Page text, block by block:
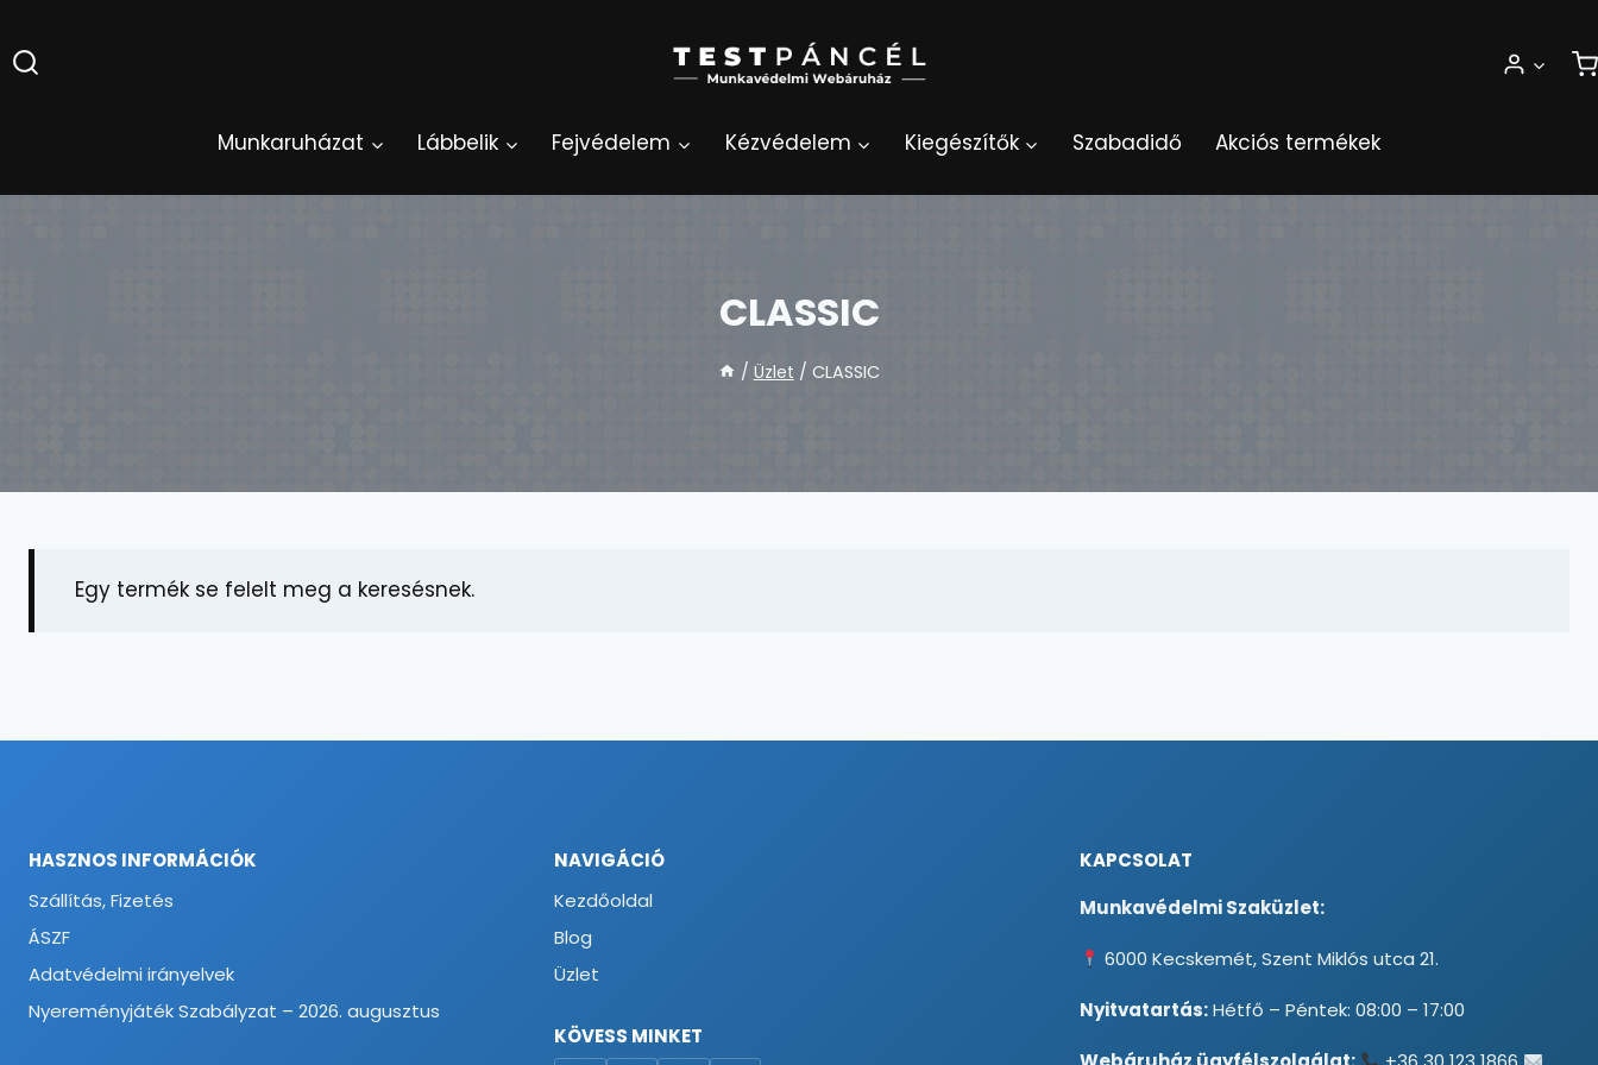
to
content
Munkaruházat Lábbelik Fejvédelem Kézvédelem Kiegészítők Szabadidő Akciós termékek
CLASSIC
/ Üzlet / CLASSIC
Egy termék se felelt meg a keresésnek.
HASZNOS INFORMÁCIÓK
Szállítás, Fizetés
ÁSZF
Adatvédelmi irányelvek
Nyereményjáték Szabályzat – 2026. augusztus
NAVIGÁCIÓ
Kezdőoldal
Blog
Üzlet
KÖVESS MINKET
KAPCSOLAT
Munkavédelmi Szaküzlet:
6000 Kecskemét, Szent Miklós utca 21.
Nyitvatartás:Hétfő – Péntek: 08:00 – 17:00